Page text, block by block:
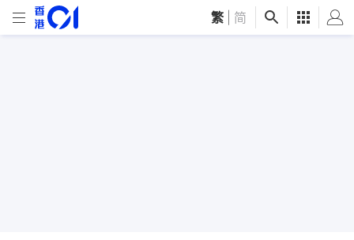
繁 简